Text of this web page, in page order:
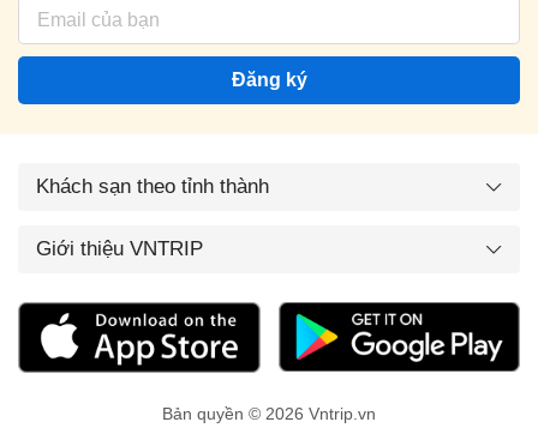
Đăng ký
Khách sạn theo tỉnh thành
Giới thiệu VNTRIP
Bản quyền © 2026 Vntrip.vn